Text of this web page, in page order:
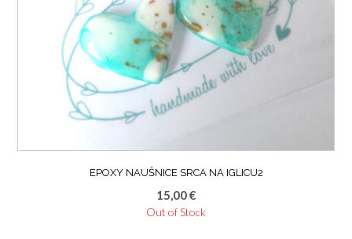
EPOXY NAUŠNICE SRCA NA IGLICU2
15,00€
Out of Stock